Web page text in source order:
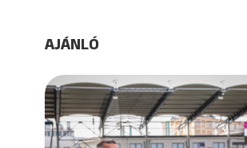
AJÁNLÓ